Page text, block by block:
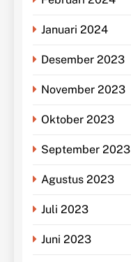
Januari 2024
Desember 2023
November 2023
Oktober 2023
September 2023
Agustus 2023
Juli 2023
Juni 2023